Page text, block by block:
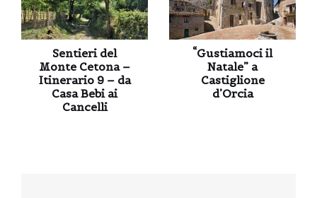
Sentieri del
Monte Cetona –
Itinerario 9 – da
Casa Bebi ai
Cancelli
“Gustiamoci il
Natale” a
Castiglione
d’Orcia